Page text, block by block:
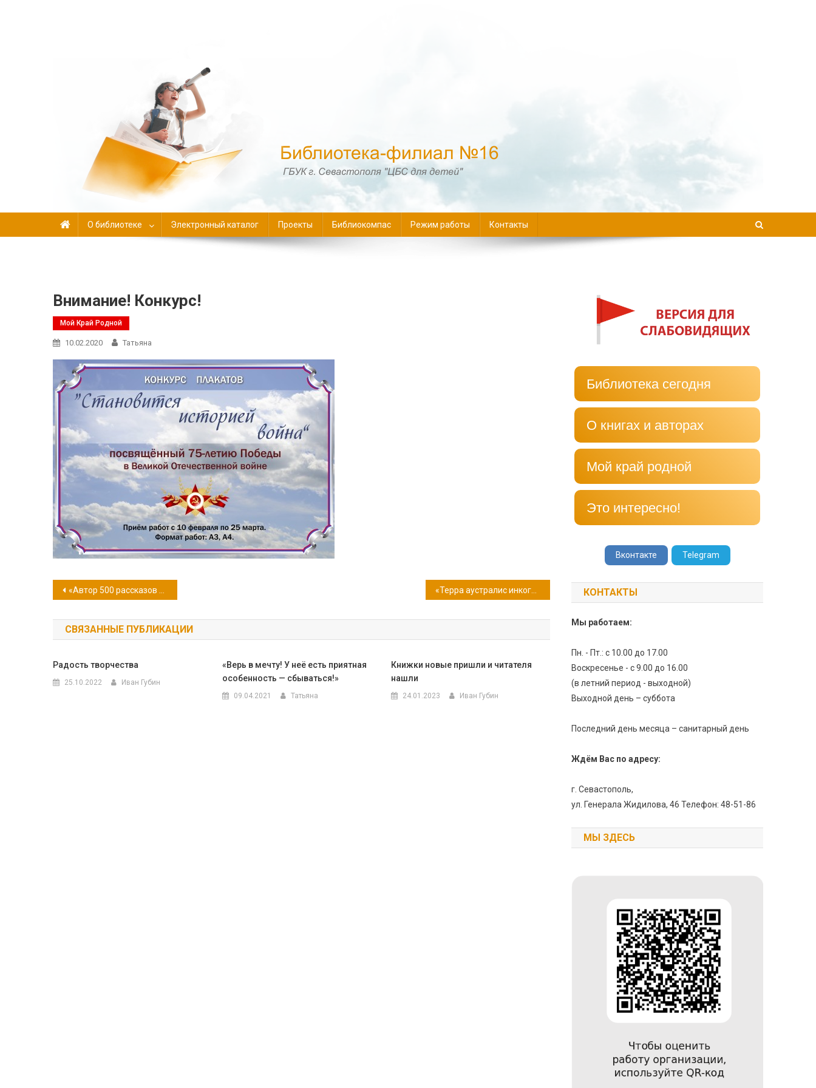
О библиотеке Электронный каталог Проекты Библиокомпас Режим работы Контакты
Внимание! Конкурс!
Мой Край Родной
10.02.2020 Татьяна
Навигация
по
записям
«Автор 500 рассказов с населением 8000 персонажей»
СВЯЗАННЫЕ ПУБЛИКАЦИИ
Радость творчества
25.10.2022 Иван Губин
«Верь в мечту! У неё есть приятная
особенность — сбываться!»
09.04.2021 Татьяна
Книжки новые пришли и читателя
нашли
24.01.2023 Иван Губин
Библиотека сегодня
О книгах и авторах
Мой край родной
Это интересно!
Вконтакте Telegram
КОНТАКТЫ
Мы работаем:
Пн. - Пт.: с 10.00 до 17.00
Воскресенье - с 9.00 до 16.00
(в летний период - выходной)
Выходной день – суббота
Последний день месяца – санитарный день
Ждём Вас по адресу:
г. Севастополь,
ул. Генерала Жидилова, 46 Телефон: 48-51-86
МЫ ЗДЕСЬ